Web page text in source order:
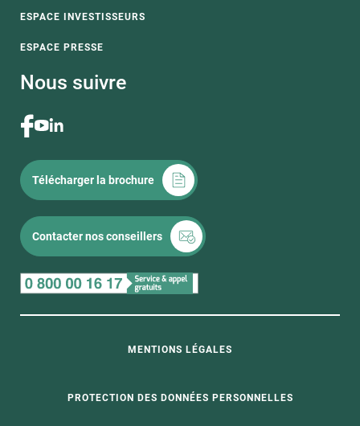
ESPACE INVESTISSEURS
ESPACE PRESSE
Nous suivre
Télécharger la brochure
Contacter nos conseillers
MENTIONS LÉGALES
PROTECTION DES DONNÉES PERSONNELLES